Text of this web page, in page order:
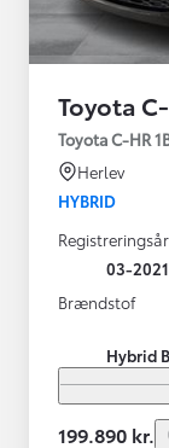
Toyota
Toyota C-HR
Herlev
HYBRID
Registreringsår
03-2021
Brændstof
Hybrid
199.890 kr.